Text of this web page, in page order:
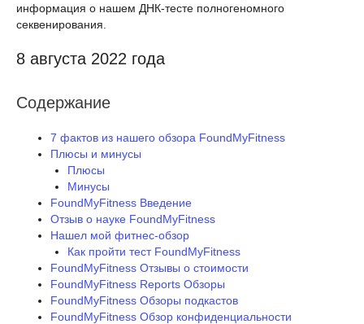
информация о нашем ДНК-тесте полногеномного
секвенирования.
8 августа 2022 года
Содержание
7 фактов из нашего обзора FoundMyFitness
Плюсы и минусы
Плюсы
Минусы
FoundMyFitness Введение
Отзыв о науке FoundMyFitness
Нашел мой фитнес-обзор
Как пройти тест FoundMyFitness
FoundMyFitness Отзывы о стоимости
FoundMyFitness Reports Обзоры
FoundMyFitness Обзоры подкастов
FoundMyFitness Обзор конфиденциальности